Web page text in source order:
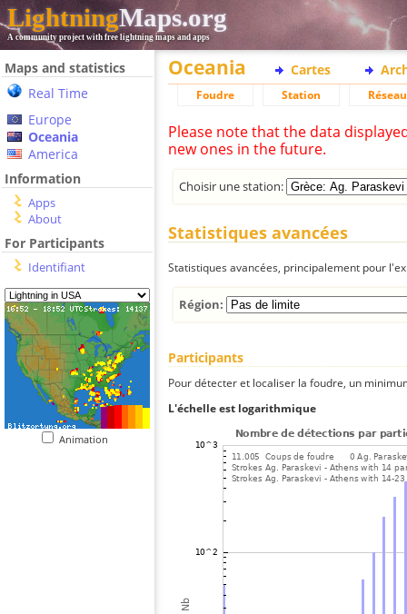
LightningMaps.org
A community project with free lightning maps and apps
Maps and statistics
Real Time
Europe
Oceania
America
Information
Apps
About
For Participants
Identifiant
Animation
Oceania Cartes
Foudre Station Réseau
Please note that the data
new ones in the future.
Choisir une station:
Statistiques avancées
Statistiques avancées, principalement pour
Région:
Participants
Pour détecter et localiser la foudre, un
L'échelle est logarithmique